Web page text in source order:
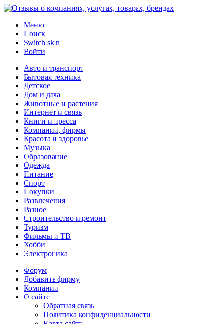
Меню
Поиск
Switch skin
Войти
Авто и транспорт
Бытовая техника
Детское
Дом и дача
Животные и растения
Интернет и связь
Книги и пресса
Компании, фирмы
Красота и здоровье
Музыка
Образование
Одежда
Питание
Спорт
Покупки
Развлечения
Разное
Строительство и ремонт
Туризм
Фильмы и ТВ
Хобби
Электроника
Форум
Добавить фирму
Компании
О сайте
Обратная связь
Политика конфиденциальности